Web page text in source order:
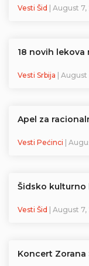
Vesti Šid | August
18 novih lekova
Vesti Srbija | August
Apel za
Vesti Pećinci |
Šidsko kulturno
Vesti Šid | August
Koncert Zorana